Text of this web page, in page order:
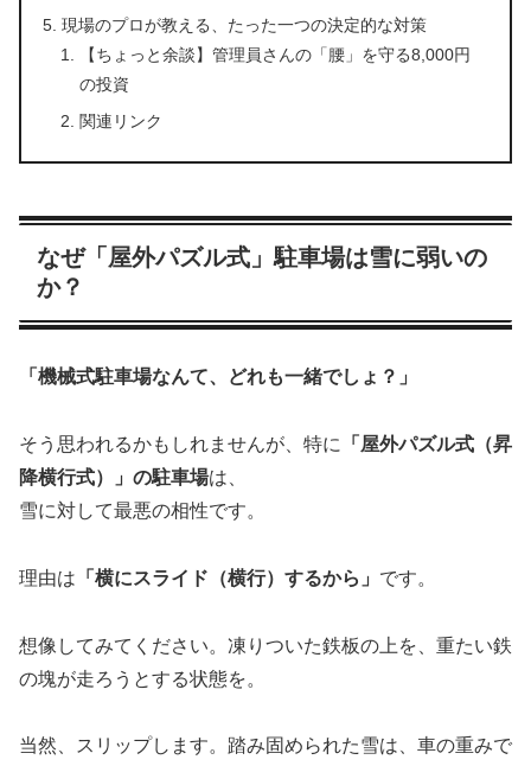
現場のプロが教える、たった一つの決定的な対策
【ちょっと余談】管理員さんの「腰」を守る8,000円
の投資
関連リンク
なぜ「屋外パズル式」駐車場は雪に弱いの
か？
「機械式駐車場なんて、どれも一緒でしょ？」
そう思われるかもしれませんが、特に
「屋外パズル式（昇
降横行式）」の駐車場は、
雪に対して最悪の相性です。
理由は 「横にスライド（横行）するから」 です。
想像してみてください。凍りついた鉄板の上を、重たい鉄
の塊が走ろうとする状態を。
当然、スリップします。踏み固められた雪は、車の重みで